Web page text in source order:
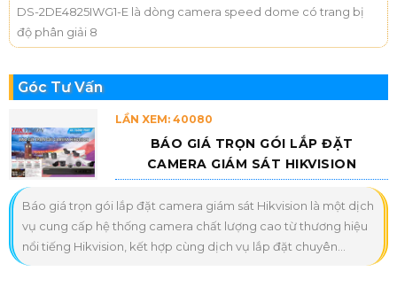
DS-2DE4825IWG1-E là dòng camera speed dome có trang bị
độ phân giải 8
Góc Tư Vấn
LẦN XEM: 40080
BÁO GIÁ TRỌN GÓI LẮP ĐẶT
CAMERA GIÁM SÁT HIKVISION
Báo giá trọn gói lắp đặt camera giám sát Hikvision là một dịch
vụ cung cấp hệ thống camera chất lượng cao từ thương hiệu
nổi tiếng Hikvision, kết hợp cùng dịch vụ lắp đặt chuyên...